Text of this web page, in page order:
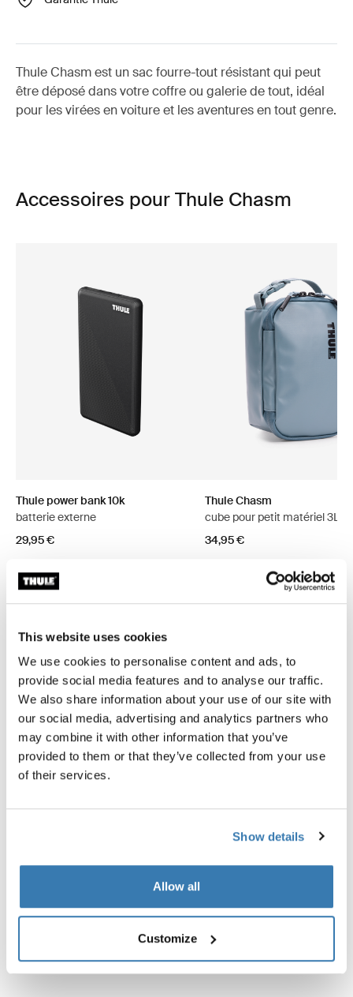
This website uses cookies
We use cookies to personalise content and ads, to
provide social media features and to analyse our traffic.
We also share information about your use of our site with
our social media, advertising and analytics partners who
may combine it with other information that you’ve
provided to them or that they’ve collected from your use
of their services.
Show details
Allow all
Customize
Thule Chasm est un sac fourre-tout résistant qui peut
être déposé dans votre coffre ou galerie de tout, idéal
pour les virées en voiture et les aventures en tout genre.
Accessoires pour Thule Chasm
Thule power bank 10k
batterie externe
29,95 €
Thule Chasm
cube pour petit matériel 3L
34,95 €
Toggle overview
Description du produit
Toggle features
Toutes les caractéristiques
Toggle techspec
Caractéristiques techniques